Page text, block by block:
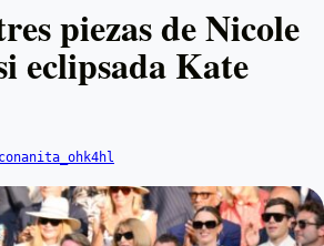
piezas de Nicole
eclipsada Kate